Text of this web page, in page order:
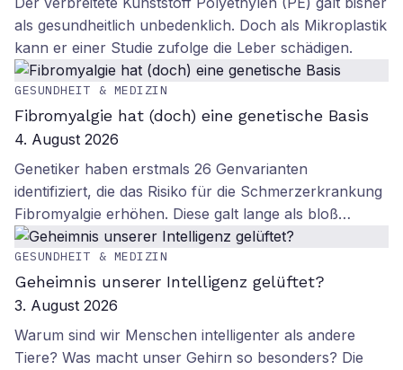
als gesundheitlich unbedenklich. Doch als Mikroplastik
kann er einer Studie zufolge die Leber schädigen.
GESUNDHEIT & MEDIZIN
Fibromyalgie hat (doch) eine genetische Basis
4. August 2026
Genetiker haben erstmals 26 Genvarianten
identifiziert, die das Risiko für die Schmerzerkrankung
Fibromyalgie erhöhen. Diese galt lange als bloß…
GESUNDHEIT & MEDIZIN
Geheimnis unserer Intelligenz gelüftet?
3. August 2026
Warum sind wir Menschen intelligenter als andere
Tiere? Was macht unser Gehirn so besonders? Die